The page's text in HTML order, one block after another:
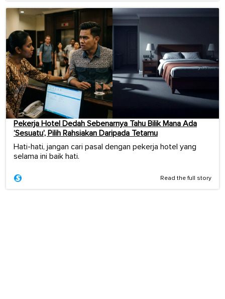
Pekerja Hotel Dedah Sebenarnya Tahu Bilik Mana Ada
‘Sesuatu’, Pilih Rahsiakan Daripada Tetamu
Hati-hati, jangan cari pasal dengan pekerja hotel yang
selama ini baik hati.
Read the full story